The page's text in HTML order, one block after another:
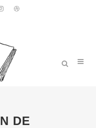
DE